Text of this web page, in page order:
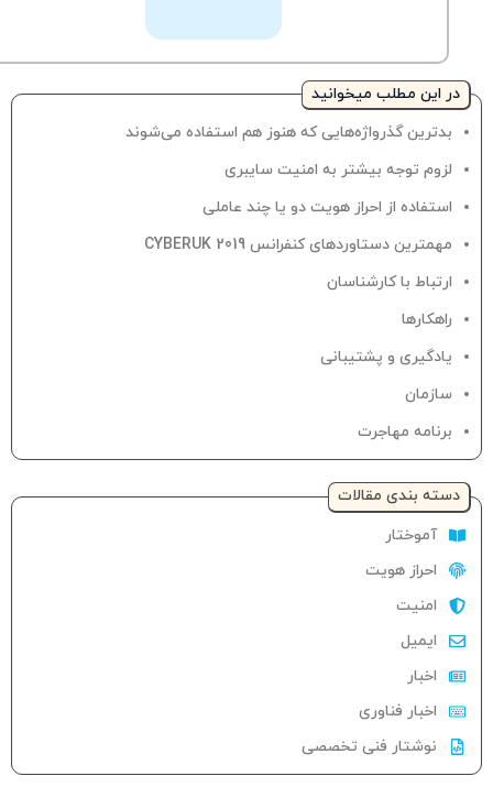
در این مطلب میخوانید
بدترین گذرواژه‌هایی که هنوز هم استفاده می‌شوند
لزوم توجه بیشتر به امنیت سایبری
استفاده از احراز هویت دو یا چند عاملی
مهمترین دستاوردهای کنفرانس CYBERUK 2019
ارتباط با کارشناسان
راهکارها
یادگیری و پشتیبانی
سازمان
برنامه مهاجرت
دسته‌ بندی مقالات
آموختار
احراز هویت
امنیت
ایمیل
اخبار
اخبار فناوری
نوشتار فنی تخصصی